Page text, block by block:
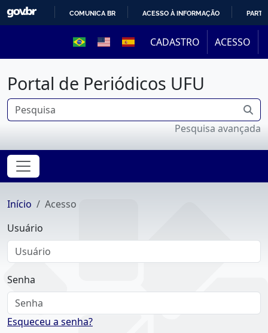
PARA
O
CONTEÚDO
COMUNICA BR ACESSO À INFORMAÇÃO
CADASTRO ACESSO
Portal de Periódicos UFU
Pesquisa avançada
Início
Acesso
Usuário
Senha
Esqueceu a senha?